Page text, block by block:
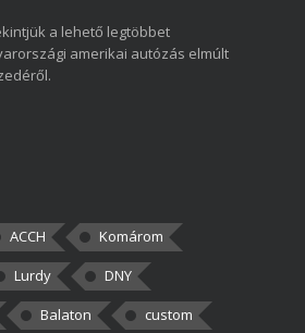
a lehető legtöbbet
amerikai autózás elmúlt
ACCH
Komárom
Lurdy
DNY
Balaton
custom